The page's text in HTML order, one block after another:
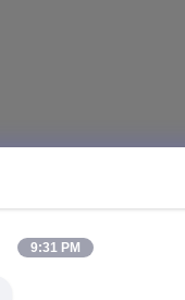
9:31 PM